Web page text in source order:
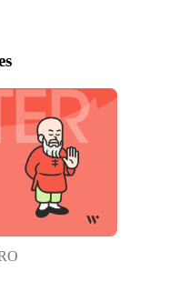
の非効率を解消するべく
data/
しか活用されていなかっ
とで、新たなマーケティ